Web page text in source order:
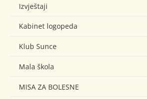
Izvještaji
Kabinet logopeda
Klub Sunce
Mala škola
MISA ZA BOLESNE